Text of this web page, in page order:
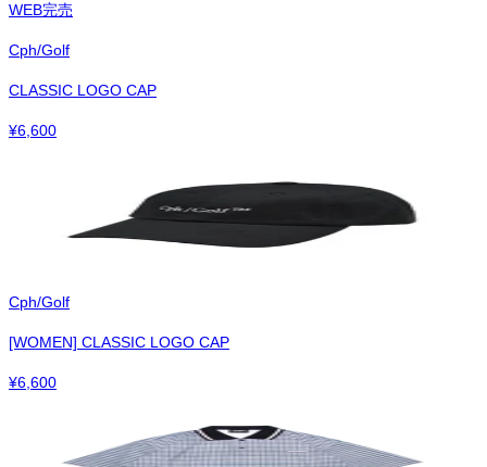
WEB完売
Cph/Golf
CLASSIC LOGO CAP
¥6,600
Cph/Golf
[WOMEN] CLASSIC LOGO CAP
¥6,600